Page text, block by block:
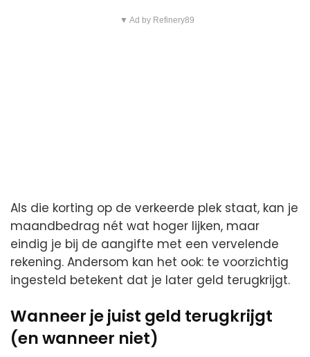
▼ Ad by Refinery89
Als die korting op de verkeerde plek staat, kan je
maandbedrag nét wat hoger lijken, maar
eindig je bij de aangifte met een vervelende
rekening. Andersom kan het ook: te voorzichtig
ingesteld betekent dat je later geld terugkrijgt.
Wanneer je juist geld terugkrijgt
(en wanneer niet)